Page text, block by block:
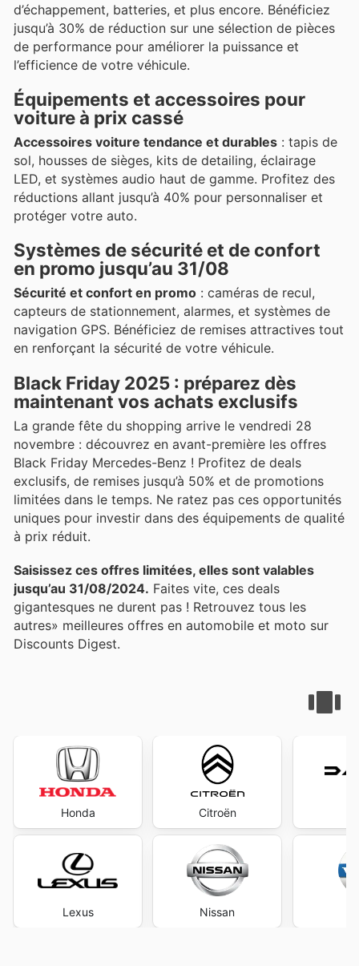
d’échappement, batteries, et plus encore. Bénéficiez
jusqu’à 30% de réduction sur une sélection de pièces
de performance pour améliorer la puissance et
l’efficience de votre véhicule.
Équipements et accessoires pour
voiture à prix cassé
Accessoires voiture tendance et durables : tapis de
sol, housses de sièges, kits de detailing, éclairage
LED, et systèmes audio haut de gamme. Profitez des
réductions allant jusqu’à 40% pour personnaliser et
protéger votre auto.
Systèmes de sécurité et de confort
en promo jusqu’au 31/08
Sécurité et confort en promo : caméras de recul,
capteurs de stationnement, alarmes, et systèmes de
navigation GPS. Bénéficiez de remises attractives tout
en renforçant la sécurité de votre véhicule.
Black Friday 2025 : préparez dès
maintenant vos achats exclusifs
La grande fête du shopping arrive le vendredi 28
novembre : découvrez en avant-première les offres
Black Friday Mercedes-Benz ! Profitez de deals
exclusifs, de remises jusqu’à 50% et de promotions
limitées dans le temps. Ne ratez pas ces opportunités
uniques pour investir dans des équipements de qualité
à prix réduit.
Saisissez ces offres limitées, elles sont valables
jusqu’au 31/08/2024. Faites vite, ces deals
gigantesques ne durent pas ! Retrouvez tous les
autres» meilleures offres en automobile et moto sur
Discounts Digest.
Honda
Lexus
Citroën
Nissan